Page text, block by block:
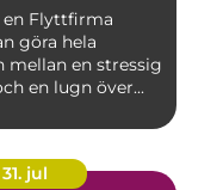
Flyttfirma
göra hela
mellan en stressig
en lugn över...
31. jul